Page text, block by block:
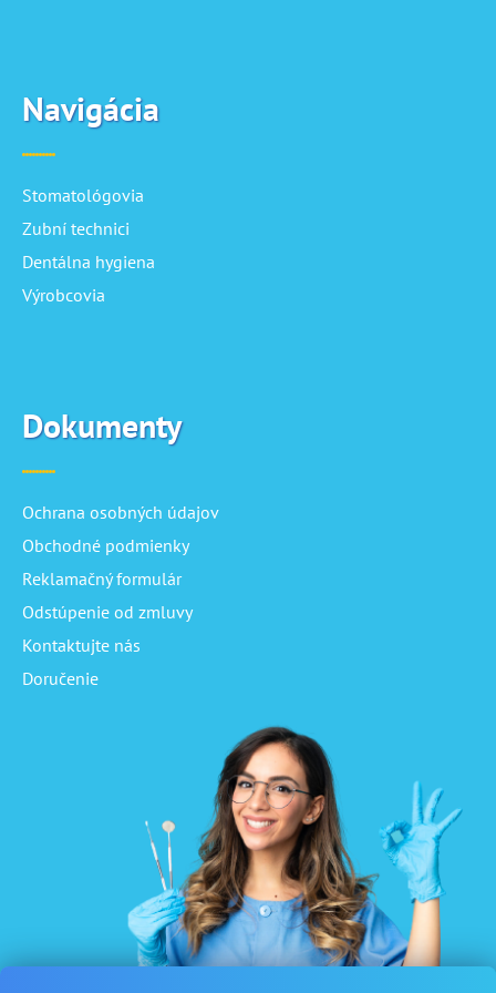
Navigácia
Stomatológovia
Zubní technici
Dentálna hygiena
Výrobcovia
Dokumenty
Ochrana osobných údajov
Obchodné podmienky
Reklamačný formulár
Odstúpenie od zmluvy
Kontaktujte nás
Doručenie